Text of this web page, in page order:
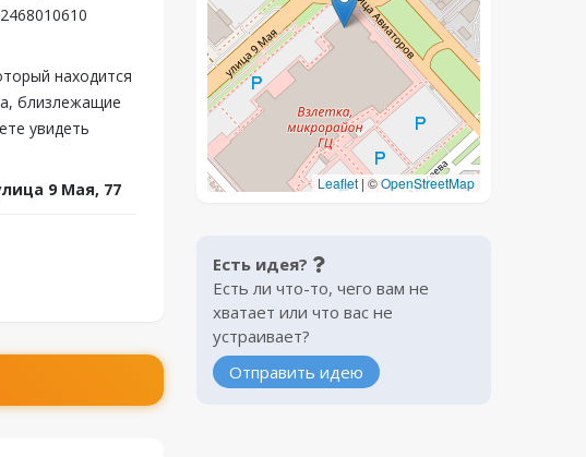
находится
близлежащие
увидеть
9 Мая, 77 Leaflet | ©OpenStreetMap
Есть идея?
Есть ли что-то, чего вам не
хватает или что вас не
устраивает?
Отправить идею